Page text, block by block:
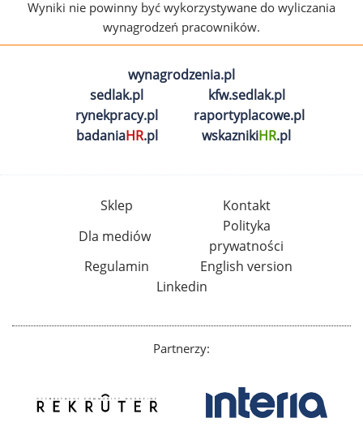
Wyniki nie powinny być wykorzystywane do wyliczania
wynagrodzeń pracowników.
wynagrodzenia.pl
sedlak.pl
kfw.sedlak.pl
rynekpracy.pl
raportyplacowe.pl
badaniaHR.pl wskaznikiHR.pl
Sklep
Kontakt
Dla mediów
Polityka
prywatności
Regulamin
English version
Linkedin
Partnerzy: